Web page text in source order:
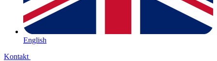
English
Kontakt